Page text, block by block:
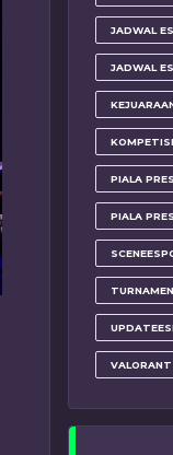
JADWAL
JADWAL
PIALA
PIALA